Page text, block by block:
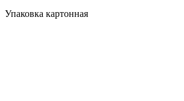
Упаковка картонная